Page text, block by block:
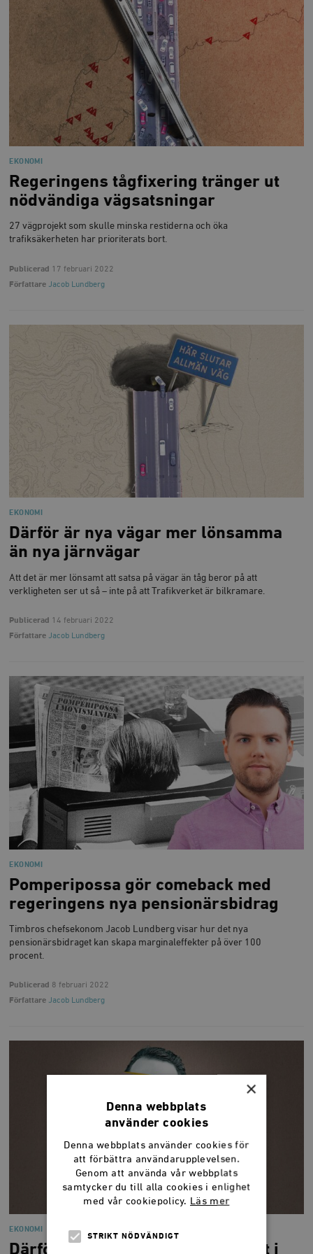
EKONOMI
Regeringens tågfixering tränger ut
nödvändiga vägsatsningar
27 vägprojekt som skulle minska restiderna och öka
trafiksäkerheten har prioriterats bort.
Publicerad 17 februari 2022
Författare Jacob Lundberg
EKONOMI
Därför är nya vägar mer lönsamma
än nya järnvägar
Att det är mer lönsamt att satsa på vägar än tåg beror på att
verkligheten ser ut så – inte på att Trafikverket är bilkramare.
Publicerad 14 februari 2022
Författare Jacob Lundberg
EKONOMI
Pomperipossa gör comeback med
regeringens nya pensionärsbidrag
Timbros chefsekonom Jacob Lundberg visar hur det nya
pensionärsbidraget kan skapa marginaleffekter på över 100
procent.
Publicerad 8 februari 2022
Författare Jacob Lundberg
EKONOMI
Därför betalar du över 50 procent i
×
Denna webbplats
använder cookies
Denna webbplats använder cookies för
att förbättra användarupplevelsen.
Genom att använda vår webbplats
samtycker du till alla cookies i enlighet
med vår cookiepolicy. Läs mer
STRIKT NÖDVÄNDIGT